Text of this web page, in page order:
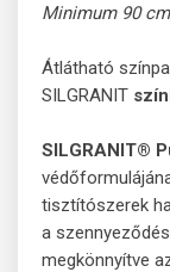
Minimum 90
Átlátható
SILGRANIT
SILGRANIT®
tisztítószerek
a
megkönnyítve